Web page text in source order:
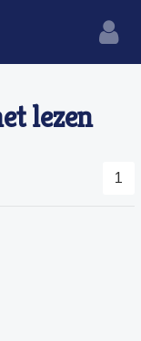
lezen
1